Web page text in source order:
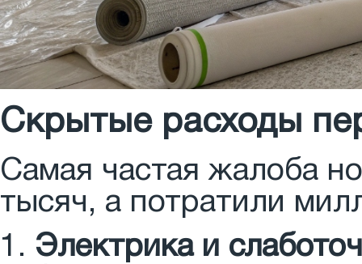
Скрытые расходы
Самая частая жалоба
тысяч, а потратили
1. Электрика и